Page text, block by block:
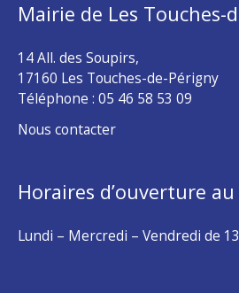
Mairie de Les Touches-
14 All. des Soupirs,
17160 Les Touches-de-Périgny
Téléphone : 05 46 58 53 09
Nous contacter
Horaires d’ouverture
Lundi – Mercredi – Vendredi de